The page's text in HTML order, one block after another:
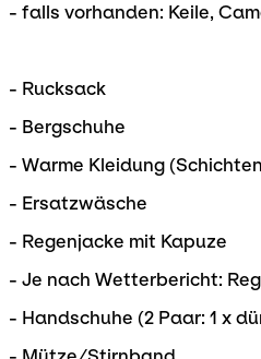
- falls vorhanden: Keile,
- Rucksack
- Bergschuhe
- Warme Kleidung
- Ersatzwäsche
- Regenjacke mit Kapuze
- Je nach Wetterbericht:
- Handschuhe (2 Paar: 1 x